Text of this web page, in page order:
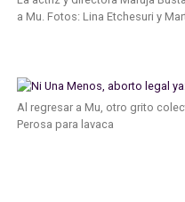
a Mu. Fotos: Lina Etchesuri y
Al regresar a Mu, otro grito
Perosa para lavaca